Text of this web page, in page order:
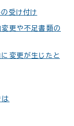
受け付け
変更や不足書類の
変更が生じたと
は